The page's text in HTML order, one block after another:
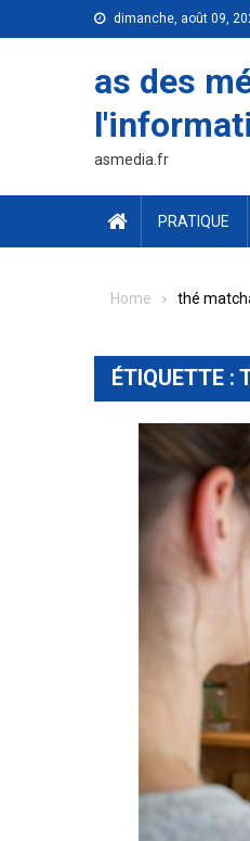
to
dimanche, août 09,
as des
asmedia.fr
PRATIQUE
Home thé
ÉTIQUETTE :